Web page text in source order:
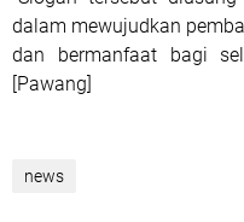
dalam mewujudkan
dan bermanfaat bagi
[Pawang]
news